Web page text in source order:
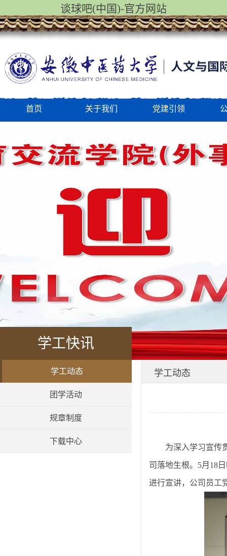
谈球吧(中国)-官方网站
首页 关于我们 党建引领
学工快讯
学工动态
团学活动
规章制度
下载中心
学工动态
为深入学习宣传
司落地生根。 5月18
进行宣讲，公司员工